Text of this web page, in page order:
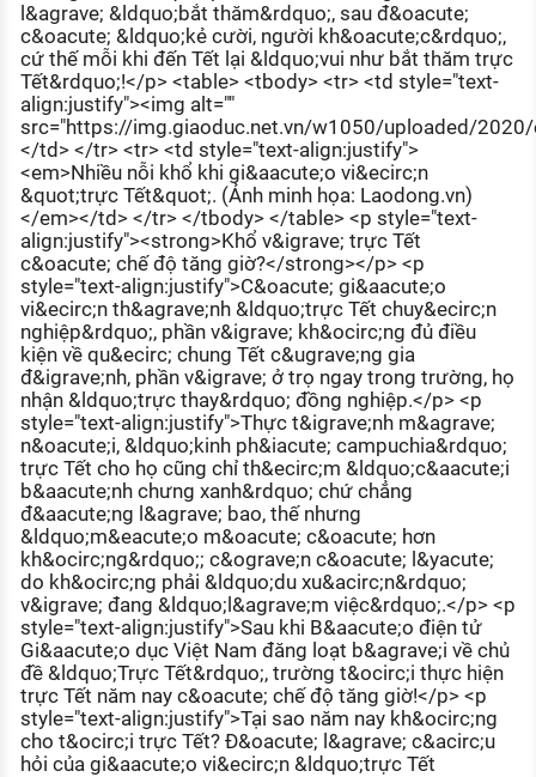
l&agrave; &ldquo;bắt thăm&rdquo;, sau đ&oacute;
c&oacute; &ldquo;kẻ cười, người kh&oacute;c&rdquo;,
cứ thế mỗi khi đến Tết lại &ldquo;vui như bắt thăm trực
Tết&rdquo;!</p> <table> <tbody> <tr> <td style="text-
align:justify"><img alt=""
src="https://img.giaoduc.net.vn/w1050/uploaded/
</td> </tr> <tr> <td style="text-align:justify">
<em>Nhiều nỗi khổ khi gi&aacute;o vi&ecirc;n
&quot;trực Tết&quot;. (Ảnh minh họa: Laodong.vn)
</em></td> </tr> </tbody> </table> <p style="text-
align:justify"><strong>Khổ v&igrave; trực Tết
c&oacute; chế độ tăng giờ?</strong></p> <p
style="text-align:justify">C&oacute; gi&aacute;o
vi&ecirc;n th&agrave;nh &ldquo;trực Tết chuy&ecirc;n
nghiệp&rdquo;, phần v&igrave; kh&ocirc;ng đủ điều
kiện về qu&ecirc; chung Tết c&ugrave;ng gia
đ&igrave;nh, phần v&igrave; ở trọ ngay trong trường, họ
nhận &ldquo;trực thay&rdquo; đồng nghiệp.</p> <p
style="text-align:justify">Thực t&igrave;nh m&agrave;
n&oacute;i, &ldquo;kinh ph&iacute; campuchia&rdquo;
trực Tết cho họ cũng chỉ th&ecirc;m &ldquo;c&aacute;i
b&aacute;nh chưng xanh&rdquo; chứ chẳng
đ&aacute;ng l&agrave; bao, thế nhưng
&ldquo;m&eacute;o m&oacute; c&oacute; hơn
kh&ocirc;ng&rdquo;; c&ograve;n c&oacute; l&yacute;
do kh&ocirc;ng phải &ldquo;du xu&acirc;n&rdquo;
v&igrave; đang &ldquo;l&agrave;m việc&rdquo;.</p> <p
style="text-align:justify">Sau khi B&aacute;o điện tử
Gi&aacute;o dục Việt Nam đăng loạt b&agrave;i về chủ
đề &ldquo;Trực Tết&rdquo;, trường t&ocirc;i thực hiện
trực Tết năm nay c&oacute; chế độ tăng giờ!</p> <p
style="text-align:justify">Tại sao năm nay kh&ocirc;ng
cho t&ocirc;i trực Tết? Đ&oacute; l&agrave; c&acirc;u
hỏi của gi&aacute;o vi&ecirc;n &ldquo;trực Tết